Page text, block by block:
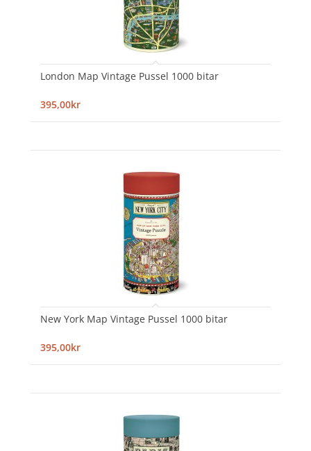
London Map Vintage Pussel 1000 bitar
395,00kr
New York Map Vintage Pussel 1000 bitar
395,00kr